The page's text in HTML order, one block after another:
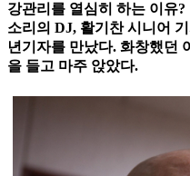
강관리를 열심히 하는 이유
소리의 DJ, 활기찬 시니어
년기자를 만났다. 화창했던
을 들고 마주 앉았다.